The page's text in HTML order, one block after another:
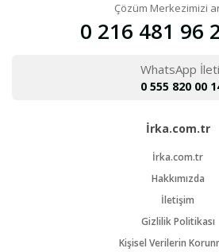
Çözüm Merkezimizi
0 216 481 96
WhatsApp
0 555 820 00
İrka.com.tr
İrka.com.tr
Hakkımızda
İletişim
Gizlilik Politikası
Kişisel Verilerin